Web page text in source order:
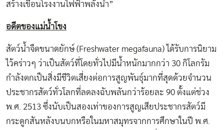
สร้างเขื่อนโรงงานไฟฟ้าพลังน้ำ”
อดีตของแม่น้ำโขง
สัตว์น้ำจืดขนาดยักษ์ (Freshwater megafauna) ได้รับการนิยาม
ไว้คร่าวๆ ว่าเป็นสัตว์ที่โดยทั่วไปมีน้ำหนักมากกว่า 30 กิโลกรัม
กำลังตกเป็นสิ่งมีชีวิตเสี่ยงต่อการสูญพันธุ์มากที่สุดด้วยจำนวน
ประชากรสัตว์ทั่วโลกที่ลดลงฉับพลันกว่าร้อยละ 90 ตั้งแต่ช่วง
พ.ศ. 2513 ซึ่งนับเป็นสองเท่าของการสูญเสียประชากรสัตว์มี
กระดูกสันหลังบนบกหรือในมหาสมุทรจากการศึกษาในปี พ.ศ.